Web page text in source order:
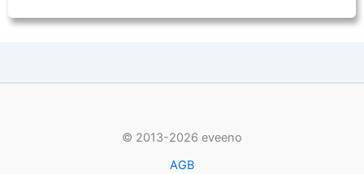
© 2013-2026 eveeno
AGB